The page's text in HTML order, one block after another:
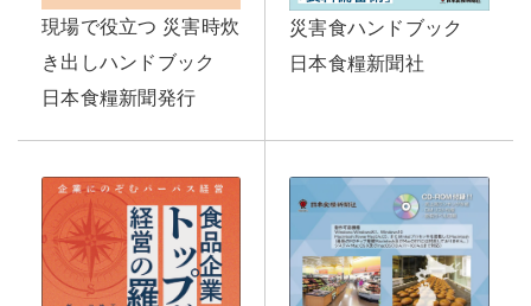
現場で役立つ 災害時炊
き出しハンドブック
日本食糧新聞発行
災害食ハンドブック
日本食糧新聞社